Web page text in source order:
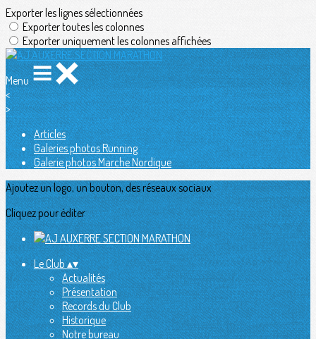
Exporter les lignes sélectionnées
Exporter toutes les colonnes
Exporter uniquement les colonnes affichées
Menu
<
>
Articles
Galeries photos Running
Galerie photos Marche Nordique
Ajoutez un logo, un bouton, des réseaux sociaux
Cliquez pour éditer
Le Club▴▾
Actualités
Présentation
Records du Club
Historique
Notre bureau